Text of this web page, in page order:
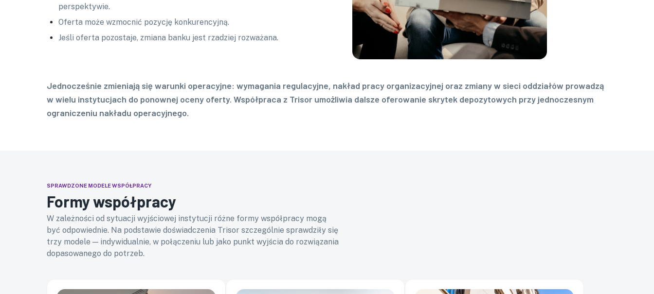
perspektywie.
Oferta może wzmocnić pozycję konkurencyjną.
Jeśli oferta pozostaje, zmiana banku jest rzadziej rozważana.
Jednocześnie zmieniają się warunki operacyjne: wymagania regulacyjne, nakład pracy organizacyjnej oraz zmiany w sieci oddziałów prowadzą
w wielu instytucjach do ponownej oceny oferty. Współpraca z Trisor umożliwia dalsze oferowanie skrytek depozytowych przy jednoczesnym
ograniczeniu nakładu operacyjnego.
SPRAWDZONE MODELE WSPÓŁPRACY
Formy współpracy
W zależności od sytuacji wyjściowej instytucji różne formy współpracy mogą
być odpowiednie. Na podstawie doświadczenia Trisor szczególnie sprawdziły się
trzy modele — indywidualnie, w połączeniu lub jako punkt wyjścia do rozwiązania
dopasowanego do potrzeb.